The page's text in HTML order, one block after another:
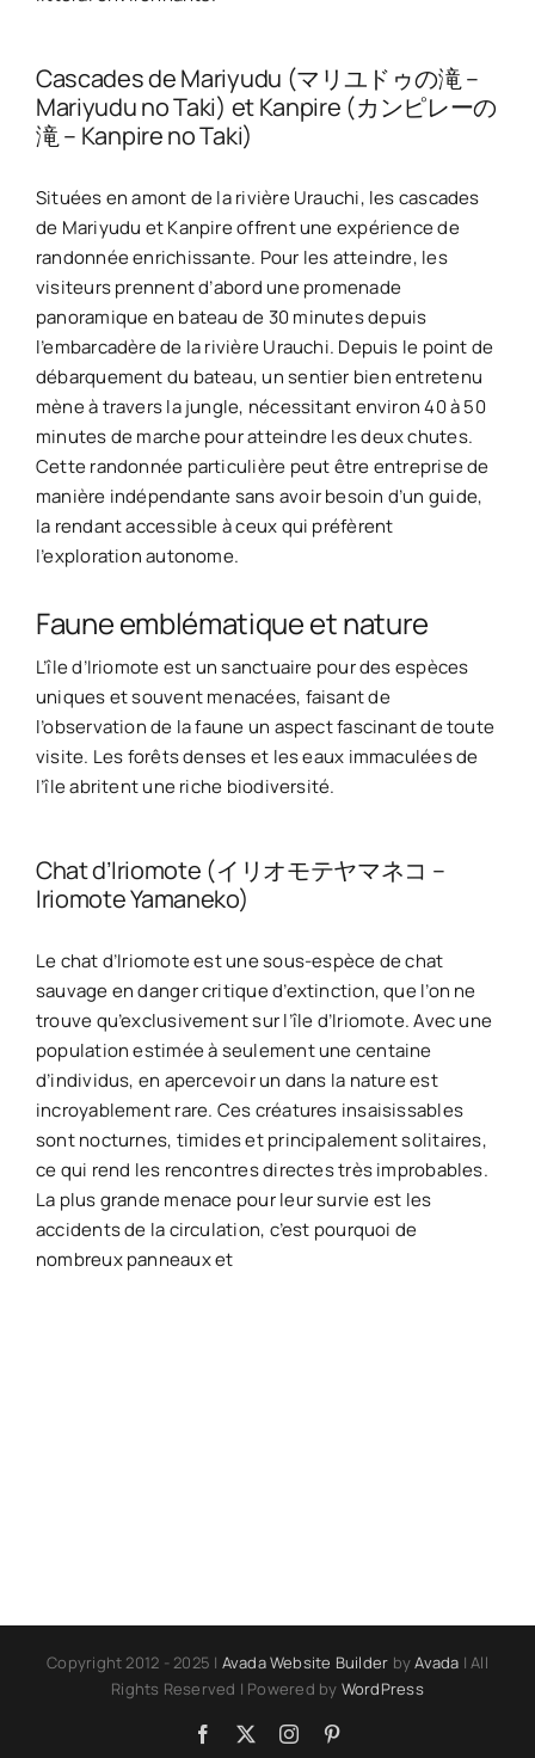
Cascades de Mariyudu (マリユドゥの滝 –
Mariyudu no Taki) et Kanpire (カンピレーの
滝 – Kanpire no Taki)
Situées en amont de la rivière Urauchi, les cascades
de Mariyudu et Kanpire offrent une expérience de
randonnée enrichissante. Pour les atteindre, les
visiteurs prennent d’abord une promenade
panoramique en bateau de 30 minutes depuis
l’embarcadère de la rivière Urauchi. Depuis le point de
débarquement du bateau, un sentier bien entretenu
mène à travers la jungle, nécessitant environ 40 à 50
minutes de marche pour atteindre les deux chutes.
Cette randonnée particulière peut être entreprise de
manière indépendante sans avoir besoin d’un guide,
la rendant accessible à ceux qui préfèrent
l’exploration autonome.
Faune emblématique et nature
L’île d’Iriomote est un sanctuaire pour des espèces
uniques et souvent menacées, faisant de
l’observation de la faune un aspect fascinant de toute
visite. Les forêts denses et les eaux immaculées de
l’île abritent une riche biodiversité.
Chat d’Iriomote (イリオモテヤマネコ –
Iriomote Yamaneko)
Le chat d’Iriomote est une sous-espèce de chat
sauvage en danger critique d’extinction, que l’on ne
trouve qu’exclusivement sur l’île d’Iriomote. Avec une
population estimée à seulement une centaine
d’individus, en apercevoir un dans la nature est
incroyablement rare. Ces créatures insaisissables
sont nocturnes, timides et principalement solitaires,
ce qui rend les rencontres directes très improbables.
La plus grande menace pour leur survie est les
accidents de la circulation, c’est pourquoi de
nombreux panneaux et
Copyright 2012 - 2025 | Avada Website Builder byAvada | All
Rights Reserved | Powered by WordPress
Facebook Instagram